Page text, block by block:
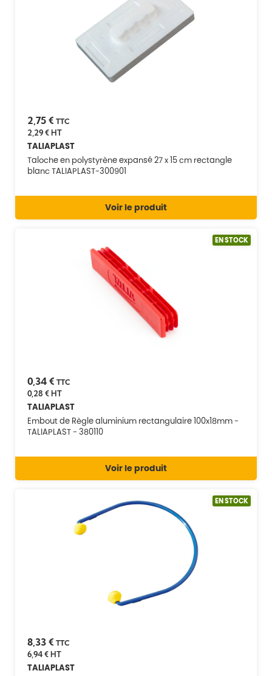
2,75 € TTC
2,29 €HT
TALIAPLAST
Taloche en polystyrène expansé 27 x 15 cm rectangle
blanc TALIAPLAST-300901
Voir le produit
EN STOCK
0,34 € TTC
0,28 €HT
TALIAPLAST
Embout de Règle aluminium rectangulaire 100x18mm -
TALIAPLAST - 380110
Voir le produit
EN STOCK
8,33 € TTC
6,94 €HT
TALIAPLAST